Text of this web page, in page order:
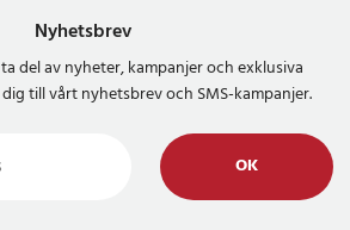
Nyhetsbrev
del av nyheter, kampanjer och exklusiva
till vårt nyhetsbrev och SMS-kampanjer.
OK